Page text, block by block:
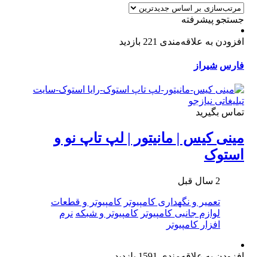
جستجو پیشرفته
افزودن به علاقه‌مندی 221 بازدید
فارس شیراز
تماس بگیرید
مینی کیس | مانیتور | لپ تاپ نو و
استوک
2 سال قبل
تعمیر و نگهداری کامپیوتر کامپیوتر و قطعات
لوازم جانبی کامپیوتر کامپیوتر و شبکه نرم
افزار کامپیوتر